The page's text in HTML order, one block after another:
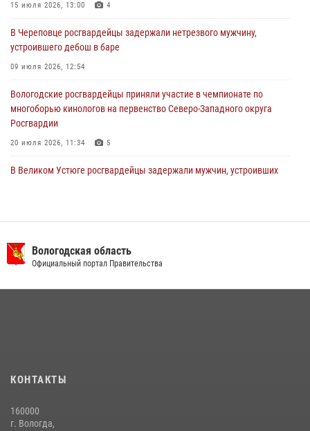
В Вологде стартовал Чемпионат Северо-Западного округа
29 июля 2026, 13:20
15 июля 2026, 13:00 4
В Череповце росгвардейцы задержали нетрезвого мужчину,
устроившего дебош в баре
09 июля 2026, 12:54
Вологодские росгвардейцы приняли участие в чемпионате по
многоборью кинологов на первенство Северо-Западного округа
Росгвардии
20 июля 2026, 11:34 5
В Великом Устюге росгвардейцы задержали мужчин, устроивших
задержали сотрудники вневедомственной охраны Росгвардии за
минувшую неделю
взаимодействие по профилактике мошенничеств
Вологодская область
Официальный портал Правительства
КОНТАКТЫ
160000
г. Вологда,